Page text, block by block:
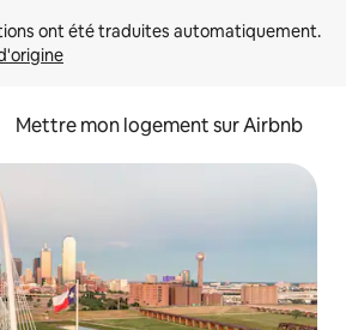
Mettre mon logement sur Airbnb